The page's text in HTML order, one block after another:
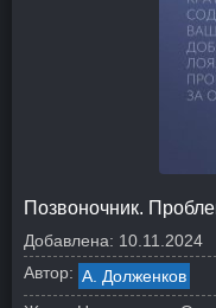
Позвоночник.
Добавлена: 10.11.2024
Автор: А. Долженков